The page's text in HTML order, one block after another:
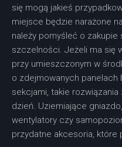
się mogą jakieś
miejsce będzie narażone
należy pomyśleć o
szczelności. Jeżeli ma się
przy umieszczonym w
o zdejmowanych
sekcjami, takie
dzień. Uziemiające
wentylatory czy
przydatne akcesoria, które